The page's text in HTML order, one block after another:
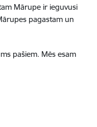
Mārupe ir ieguvusi
pagastam un
pašiem. Mēs esam
ir īstenojusi projektu …